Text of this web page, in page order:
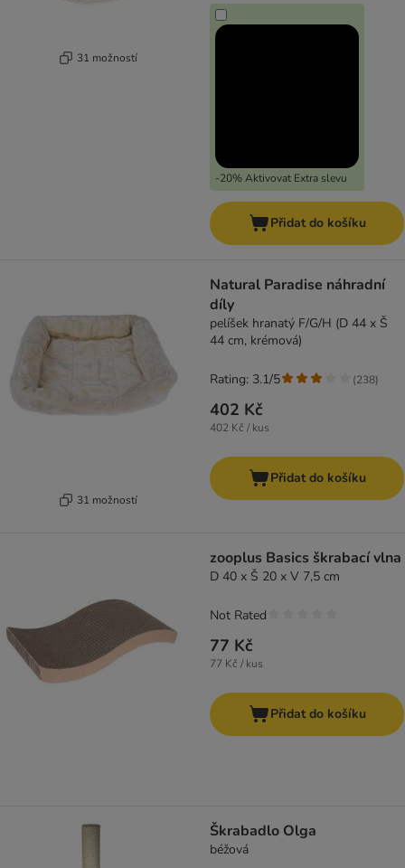
31 možností
-20% Aktivovat Extra slevu
Přidat do košíku
31 možností
Natural Paradise náhradní
díly
pelíšek hranatý F/G/H (D 44 x Š
44 cm, krémová)
402 Kč
402 Kč / kus
Rating: 3.1/5 (238)
Přidat do košíku
zooplus Basics škrabací vlna
D 40 x Š 20 x V 7,5 cm
77 Kč
77 Kč / kus
Not Rated
Přidat do košíku
Škrabadlo Olga
béžová